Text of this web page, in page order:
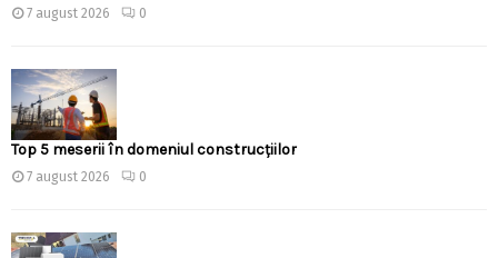
7 august 2026 0
Top 5 meserii în domeniul construcțiilor
7 august 2026 0